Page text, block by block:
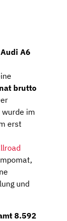
Audi A6
brutto
wurde im
erst
und
8.592